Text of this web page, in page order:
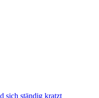
sich ständig kratzt